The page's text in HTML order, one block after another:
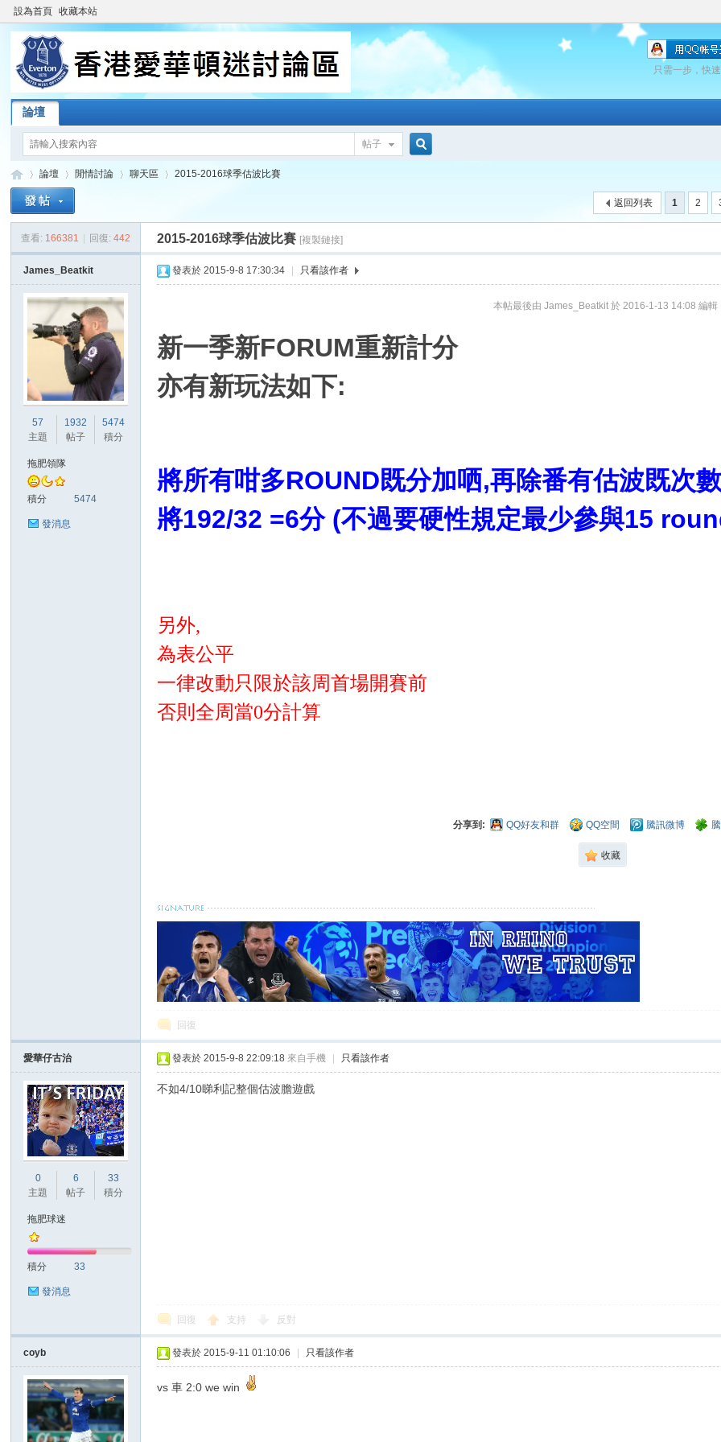
設為首頁 收藏本站
只需一步，快
論壇
帖子
論
»
論壇
›
閒情討論
›
聊天區
›
2015-2016球季估波比賽
1 2
返回列表
查看: 166381 回復: 442 2015-2016球季估波比賽 [複製鏈接]
James_Beatkit
57
主題
1932
帖子
5474
積分
拖肥領隊
積分 5474
發消息
發表於 2015-9-8 17:30:34 只看該作者
本帖最後由 James_Beatkit 於 2016-1-13 14:08 編輯
新一季新FORUM重新計分
亦有新玩法如下:
將所有咁多ROUND既分加哂,再除番有估波既次
將192/32 =6分 (不過要硬性規定最少參與15
另外,
為表公平
一律改動只限於該周首場開賽前
否則全周當0分計算
分享到: QQ好友和群 QQ空間 騰訊微博
收藏
回復
愛華仔古治
0
主題
6
帖子
33
積分
拖肥球迷
積分 33
發消息
發表於 2015-9-8 22:09:18 來自手機 只看該作者
不如4/10睇利記整個估波膽遊戲
回復 支持 反對
coyb 發表於 2015-9-11 01:10:06 只看該作者
vs 車 2:0 we win